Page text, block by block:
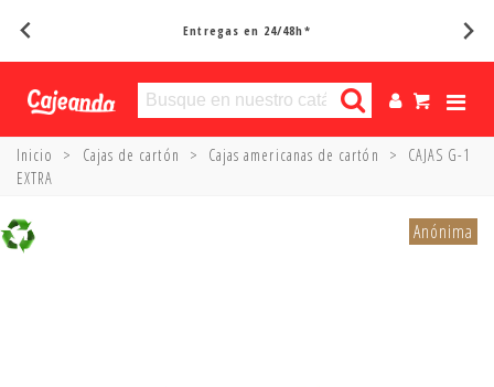
Entregas en 24/48h*
Inicio > Cajas de cartón > Cajas americanas de cartón >
CAJAS G-1
EXTRA
Anónima